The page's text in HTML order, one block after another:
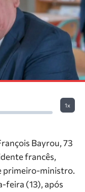
1x
Bayrou, 73
francês,
primeiro-ministro.
feira (13), após